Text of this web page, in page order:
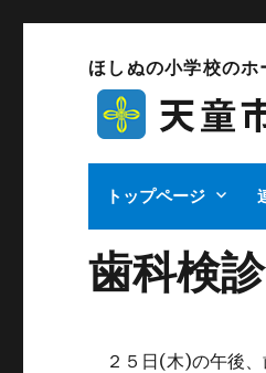
ほしぬの小学校のホ
トップページ
歯科検
２５日(木)の午後、